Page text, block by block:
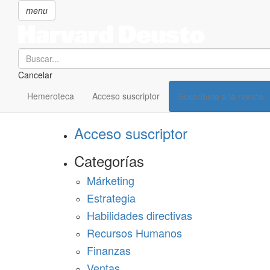
menu
Search
Cancelar
Hemeroteca Acceso suscriptor Suscríbete a la revista
SECCIONES
Suscríbete a Harvard Deusto
Acceso suscriptor
Categorías
Márketing
Estrategia
Habilidades directivas
Recursos Humanos
Finanzas